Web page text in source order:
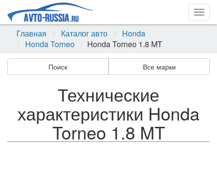
Главная
Каталог авто
Honda
Honda Torneo
Honda Torneo 1.8 MT
Поиск Все марки
Технические
характеристики Honda
Torneo 1.8 MT